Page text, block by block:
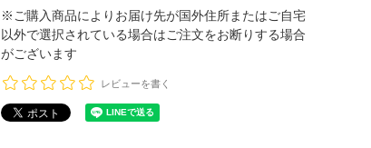
※ご購入商品によりお届け先が国外住所またはご自宅
以外で選択されている場合はご注文をお断りする場合
がございます
レビューを書く